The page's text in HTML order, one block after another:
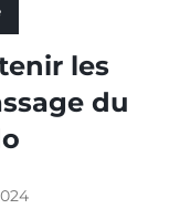
les
du